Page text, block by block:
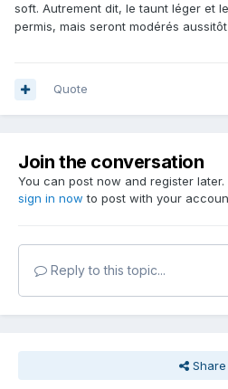
soft. Autrement dit, le taunt léger et
permis, mais seront modérés
Quote
Join the conversation
You can post now and register
sign in now to post with your
Reply to this topic...
Share